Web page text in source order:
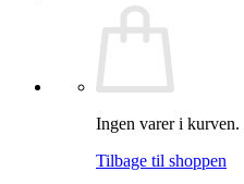
Ingen varer i kurven.
Tilbage til shoppen